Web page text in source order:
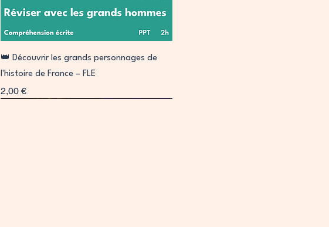
Aperçu rapide
👑 Découvrir les grands personnages de
l'histoire de France – FLE
Prix
2,00 €